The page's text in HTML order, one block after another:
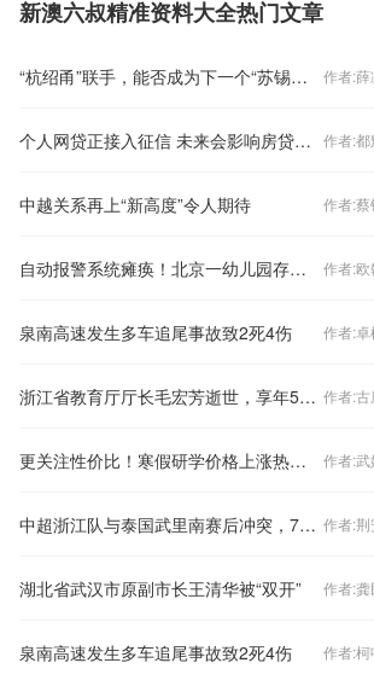
新澳六叔精准资料大全热门文章
“杭绍甬”联手，能否成为下一个“苏锡常”？ 作者:
个人网贷正接入征信 未来会影响房贷么？ 作者:
中越关系再上“新高度”令人期待 作者:
自动报警系统瘫痪！北京一幼儿园存重大火灾隐患 作者:
泉南高速发生多车追尾事故致2死4伤 作者:
浙江省教育厅厅长毛宏芳逝世，享年58岁 作者:
更关注性价比！寒假研学价格上涨热度下降 作者:
中超浙江队与泰国武里南赛后冲突，7人被禁赛48场 作者:
湖北省武汉市原副市长王清华被“双开” 作者:
泉南高速发生多车追尾事故致2死4伤 作者: